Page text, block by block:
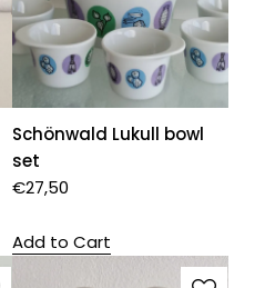
Schönwald Lukull bowl
set
€27,50
Add to Cart